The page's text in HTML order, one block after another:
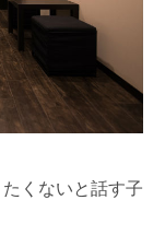
くないと話す子